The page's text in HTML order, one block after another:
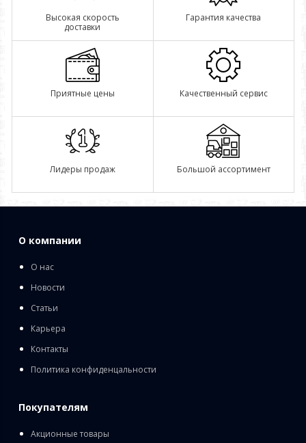
Высокая скорость
доставки
Гарантия качества
Приятные цены Качественный сервис
Лидеры продаж Большой ассортимент
О компании
О нас
Новости
Статьи
Карьера
Контакты
Политика конфиденцальности
Покупателям
Акционные товары